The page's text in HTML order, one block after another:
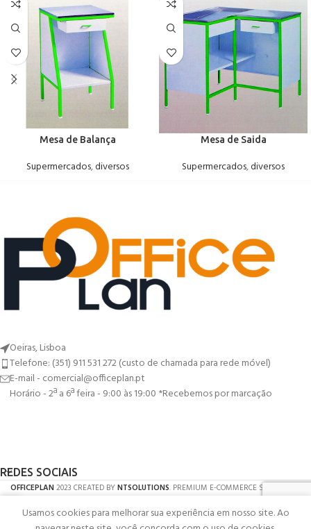
Mesa de Balança
Supermercados,diversos
Mesa de Saida
Supermercados,diversos
Oeiras, Lisboa
Telefone: (351) 911 531 272 (custo de chamada para rede móvel)
E-mail - comercial@officeplan.pt
Horário - 2ª a 6ª feira - 9:00 às 19:00 *Recebemos por marcação
REDES SOCIAIS
OFFICEPLAN2023 CREATED BYNTSOLUTIONS. PREMIUM E-COMMERCE SOLUTIONS.
Usamos cookies para melhorar sua experiência em nosso site. Ao